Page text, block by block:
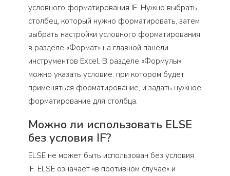
условного форматирования IF. Нужно выбрать
столбец, который нужно форматировать, затем
выбрать настройки условного форматирования
в разделе «Формат» на главной панели
инструментов Excel. В разделе «Формулы»
можно указать условие, при котором будет
применяться форматирование, и задать нужное
форматирование для столбца.
Можно ли использовать ELSE
без условия IF?
ELSE не может быть использован без условия
IF. ELSE означает «в противном случае» и